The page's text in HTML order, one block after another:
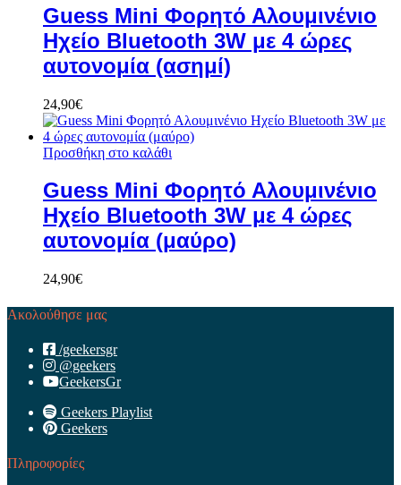
Guess Mini Φορητό Αλουμινένιο
Ηχείο Bluetooth 3W με 4 ώρες
αυτονομία (ασημί)
24,90€
Προσθήκη στο καλάθι
Guess Mini Φορητό Αλουμινένιο
Ηχείο Bluetooth 3W με 4 ώρες
αυτονομία (μαύρο)
24,90€
Ακολούθησε μας
/geekersgr
@geekers
GeekersGr
Geekers Playlist
Geekers
Πληροφορίες